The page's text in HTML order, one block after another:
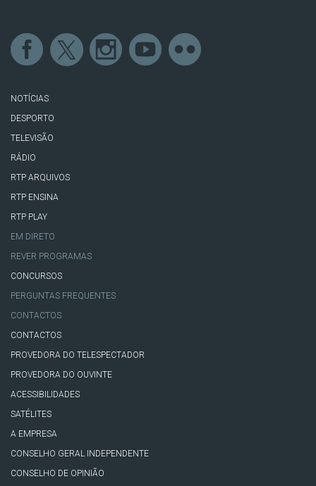
NOTÍCIAS
DESPORTO
TELEVISÃO
RÁDIO
RTP ARQUIVOS
RTP ENSINA
RTP PLAY
EM DIRETO
REVER PROGRAMAS
CONCURSOS
PERGUNTAS FREQUENTES
CONTACTOS
CONTACTOS
PROVEDORA DO TELESPECTADOR
PROVEDORA DO OUVINTE
ACESSIBILIDADES
SATÉLITES
A EMPRESA
CONSELHO GERAL INDEPENDENTE
CONSELHO DE OPINIÃO